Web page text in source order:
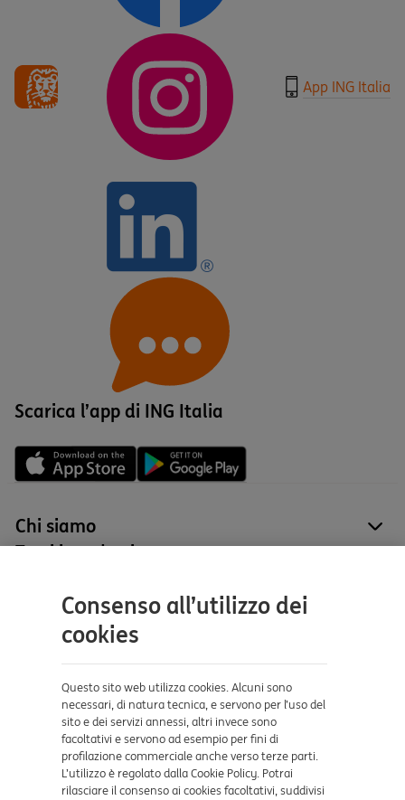
App ING Italia
Scarica l’app di ING Italia
Chi siamo
Tutti i prodotti
Aiuto e supporto
Dove ci trovi
Certificazioni
Consenso all’utilizzo dei
cookies
Questo sito web utilizza cookies. Alcuni sono
necessari, di natura tecnica, e servono per l’uso del
sito e dei servizi annessi, altri invece sono
facoltativi e servono ad esempio per fini di
profilazione commerciale anche verso terze parti.
L’utilizzo è regolato dalla Cookie Policy. Potrai
rilasciare il consenso ai cookies facoltativi, suddivisi